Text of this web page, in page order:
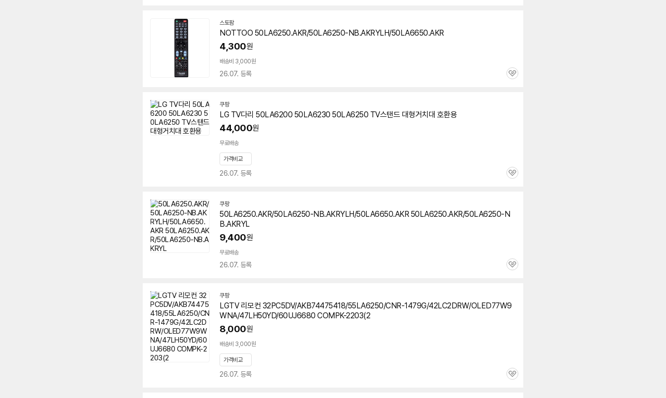
스토팜네
버
페
이
NOTTOO 50LA6250.AKR/50LA6250-NB.AKRYLH/50LA6650.AKR
4,300원
배송비 3,000원
26.07. 등록
관
쿠팡
LG TV다리 50LA6200 50LA6230 50LA6250 TV스탠드 대형거치대 호환용
44,000원
무료배송
가격비교
26.07. 등록
관
쿠팡
50LA6250.AKR/50LA6250-NB.AKRYLH/50LA6650.AKR 50LA6250.AKR/50LA6250-N
B.AKRYL
9,400원
무료배송
26.07. 등록
관
쿠팡
LGTV 리모컨 32PC5DV/AKB74475418/55LA6250/CNR-1479G/42LC2DRW/OLED77W9
WNA/47LH50YD/60UJ6680 COMPK-2203(2
8,000원
배송비 3,000원
가격비교
26.07. 등록
관